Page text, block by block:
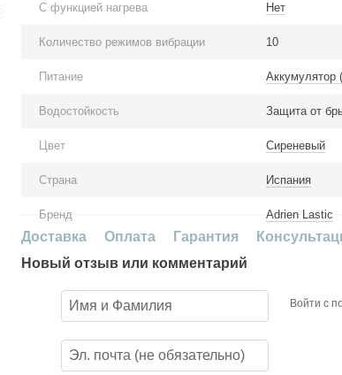
С функцией нагрева Нет
Количество режимов вибрации 10
Питание Аккумулятор
Водостойкость Защита от
Цвет Сиреневый
Страна Испания
Бренд Adrien Lastic
Доставка Оплата Гарантия
Новый отзыв или комментарий
Войти с